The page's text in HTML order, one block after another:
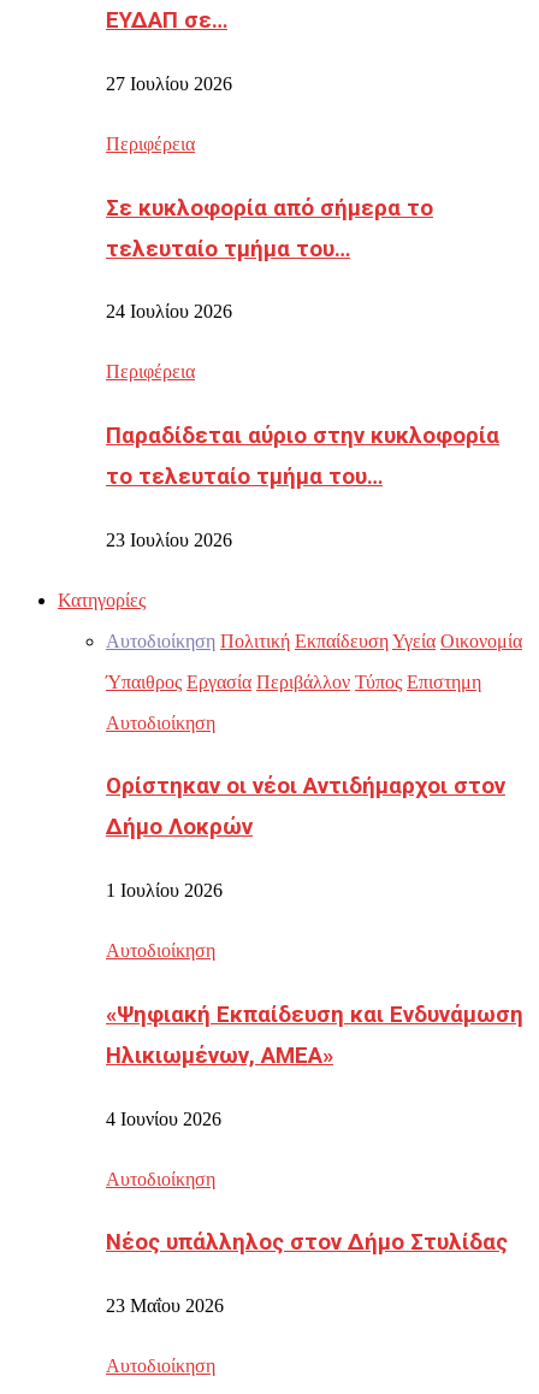
ΕΥΔΑΠ σε…
27 Ιουλίου 2026
Περιφέρεια
Σε κυκλοφορία από σήμερα το
τελευταίο τμήμα του…
24 Ιουλίου 2026
Περιφέρεια
Παραδίδεται αύριο στην κυκλοφορία
το τελευταίο τμήμα του…
23 Ιουλίου 2026
Κατηγορίες
Αυτοδιοίκηση Πολιτική ΕκπαίδευσηΥγεία Οικονομία
Ύπαιθρος Εργασία Περιβάλλον Τύπος Επιστημη
Αυτοδιοίκηση
Ορίστηκαν οι νέοι Αντιδήμαρχοι στον
Δήμο Λοκρών
1 Ιουλίου 2026
Αυτοδιοίκηση
«Ψηφιακή Εκπαίδευση και Ενδυνάμωση
Ηλικιωμένων, ΑΜΕΑ»
4 Ιουνίου 2026
Αυτοδιοίκηση
Νέος υπάλληλος στον Δήμο Στυλίδας
23 Μαΐου 2026
Αυτοδιοίκηση